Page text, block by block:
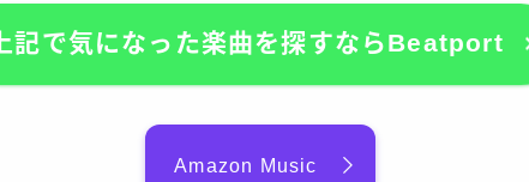
上記で気になった楽曲を探すならBeatport
Amazon Music